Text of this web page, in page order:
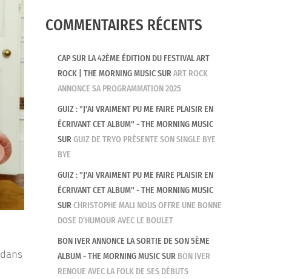
COMMENTAIRES RÉCENTS
CAP SUR LA 42ÈME ÉDITION DU FESTIVAL ART
ROCK | THE MORNING MUSICSURART ROCK
ANNONCE SA PROGRAMMATION 2025
GUIZ : "J'AI VRAIMENT PU ME FAIRE PLAISIR EN
ÉCRIVANT CET ALBUM" - THE MORNING MUSIC
SURGUIZ DE TRYO PRÉSENTE SON SINGLE BYE
BYE
GUIZ : "J'AI VRAIMENT PU ME FAIRE PLAISIR EN
ÉCRIVANT CET ALBUM" - THE MORNING MUSIC
SURCHRISTOPHE MALI NOUS OFFRE UNE BONNE
DOSE D’HUMOUR AVEC LE BOULET
BON IVER ANNONCE LA SORTIE DE SON 5ÈME
ALBUM - THE MORNING MUSICSUR BON IVER
RENOUE AVEC LA FOLK DE SES DÉBUTS